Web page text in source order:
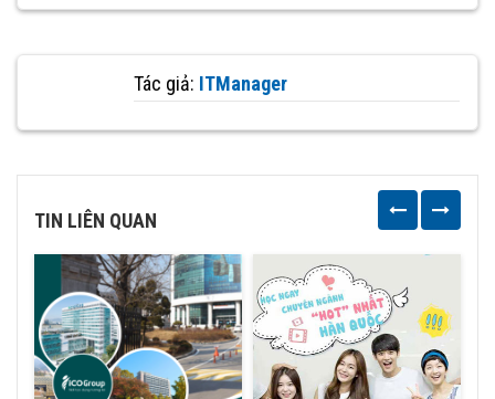
Tác giả: ITManager
TIN LIÊN QUAN